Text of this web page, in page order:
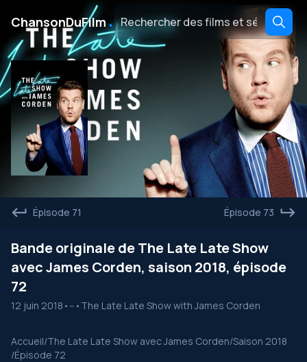
ChansonDuFilm․
Épisode 71 Épisode 73
Bande originale de The Late Late Show
avec James Corden, saison 2018, épisode
72
12 juin 2018 • -- • The Late Late Show with James Corden
Accueil/The Late Late Show avec James Corden/Saison 2018
/Épisode 72